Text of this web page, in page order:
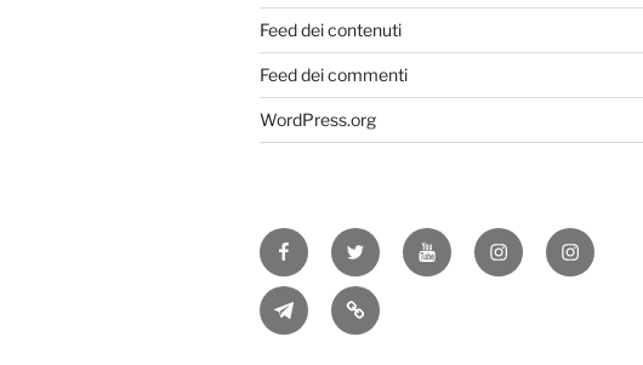
Feed dei contenuti
Feed dei commenti
WordPress.org
FacebookTwitter YoutubeInstagramInstagram
TelegramRSS